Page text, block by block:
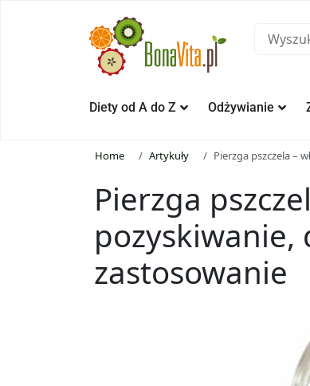
Diety od A do Z Odżywianie
Home Artykuły Pierzga pszczela –
Pierzga
pozyskiwanie,
zastosowanie